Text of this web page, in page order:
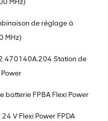
de réglage à
MHz)
470140A.204 Station de
batterie FPBA Flexi Power
V Flexi Power FPDA